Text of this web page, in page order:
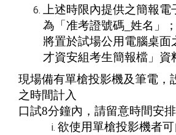
上述時限內提供之簡報
為「准考證號碼_姓名」
將置於試場公用電腦桌面
才資安組考生簡報檔」資
現場備有單槍投影機及筆電，
之時間計入
口試8分鐘內，請留意時間安排
欲使用單槍投影機者